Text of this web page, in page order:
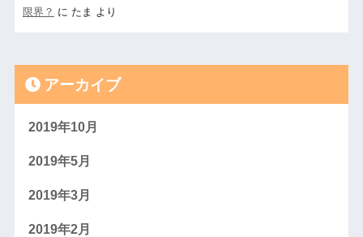
限界？ に たま より
アーカイブ
2019年10月
2019年5月
2019年3月
2019年2月